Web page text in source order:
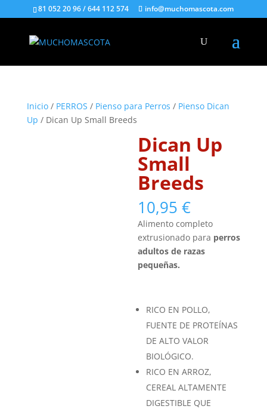
81 052 20 96 / 644 112 574 info@muchomascota.com
Inicio/ PERROS / Pienso para Perros / Pienso Dican
Up / Dican Up Small Breeds
Dican Up
Small
Breeds
10,95€
Alimento completo
extrusionado para perros
adultos de razas
pequeñas.
RICO EN POLLO,
FUENTE DE PROTEÍNAS
DE ALTO VALOR
BIOLÓGICO.
RICO EN ARROZ,
CEREAL ALTAMENTE
DIGESTIBLE QUE